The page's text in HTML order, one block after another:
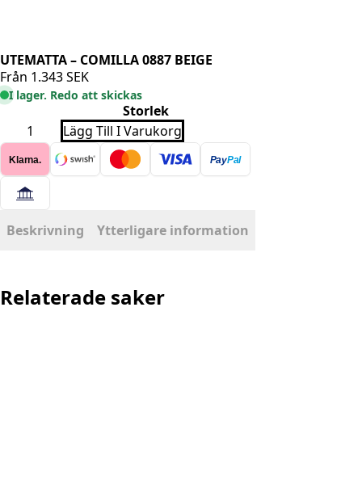
UTEMATTA – COMILLA 0887 BEIGE
Från 1.343SEK
I lager. Redo att skickas
Storlek
UTEMATTA
COMILLA
0887
BEIGE
mängd
Lägg Till I Varukorg
Klarna. PayPal
Beskrivning Ytterligare information
Relaterade saker